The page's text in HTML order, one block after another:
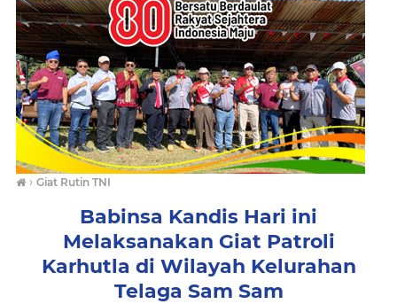
› Giat Rutin TNI
Babinsa Kandis Hari ini
Melaksanakan Giat Patroli
Karhutla di Wilayah Kelurahan
Telaga Sam Sam